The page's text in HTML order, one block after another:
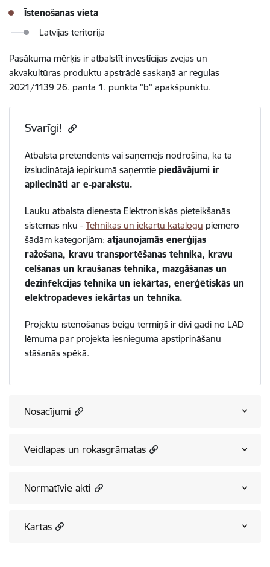
Īstenošanas vieta
Latvijas teritorija
Pasākuma mērķis ir atbalstīt investīcijas zvejas un
akvakultūras produktu apstrādē saskaņā ar regulas
2021/1139 26. panta 1. punkta "b" apakšpunktu.
Svarīgi!
Atbalsta pretendents vai saņēmējs nodrošina, ka tā
izsludinātajā iepirkumā saņemtie piedāvājumi ir
apliecināti ar e-parakstu.
Lauku atbalsta dienesta Elektroniskās pieteikšanās
sistēmas rīku - Tehnikas un iekārtu katalogu piemēro
šādām kategorijām: atjaunojamās enerģijas
ražošana, kravu transportēšanas tehnika, kravu
celšanas un kraušanas tehnika, mazgāšanas un
dezinfekcijas tehnika un iekārtas, enerģētiskās un
elektropadeves iekārtas un tehnika.
Projektu īstenošanas beigu termiņš ir divi gadi no LAD
lēmuma par projekta iesnieguma apstiprināšanu
stāšanās spēkā.
Nosacījumi
Veidlapas un rokasgrāmatas
Normatīvie akti
Kārtas